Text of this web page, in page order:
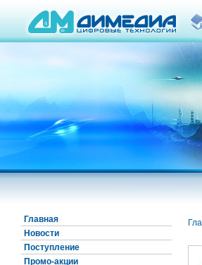
Главная
Новости
Поступление
Промо-акции